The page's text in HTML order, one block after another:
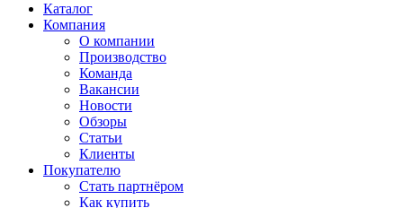
Каталог
Компания
О компании
Производство
Команда
Вакансии
Новости
Обзоры
Статьи
Клиенты
Покупателю
Стать партнёром
Как купить